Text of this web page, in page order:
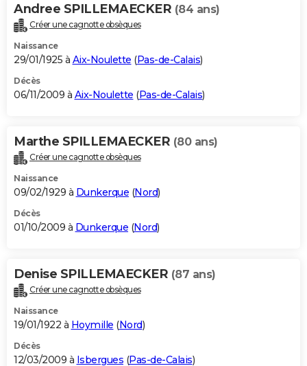
Andree SPILLEMAECKER (84 ans)
Créer une cagnotte obsèques
Naissance
29/01/1925 à Aix-Noulette (Pas-de-Calais)
Décès
06/11/2009 à Aix-Noulette (Pas-de-Calais)
Marthe SPILLEMAECKER (80 ans)
Créer une cagnotte obsèques
Naissance
09/02/1929 à Dunkerque (Nord)
Décès
01/10/2009 à Dunkerque (Nord)
Denise SPILLEMAECKER (87 ans)
Créer une cagnotte obsèques
Naissance
19/01/1922 à Hoymille (Nord)
Décès
12/03/2009 à Isbergues (Pas-de-Calais)